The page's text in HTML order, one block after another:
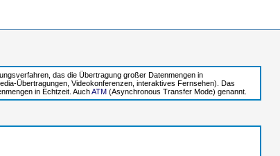
das die Übertragung großer Datenmengen in
Übertragungen, Videokonferenzen, interaktives Fernsehen). Das
in Echtzeit. AuchATM (Asynchronous Transfer Mode) genannt.